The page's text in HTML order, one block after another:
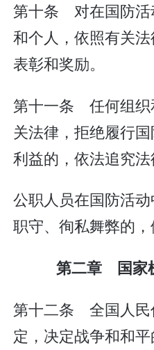
第十条 对在国防活
和个人，依照有关
表彰和奖励。
第十一条 任何组织
关法律，拒绝履行
利益的，依法追究法
公职人员在国防活
职守、徇私舞弊的，
第二章 国家
第十二条 全国人民
定，决定战争和和